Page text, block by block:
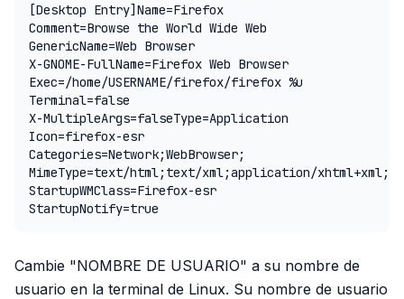
[Desktop Entry]Name=Firefox
Comment=Browse the World Wide Web
GenericName=Web Browser
X-GNOME-FullName=Firefox Web Browser
Exec=/home/USERNAME/firefox/firefox %u
Terminal=false
X-MultipleArgs=falseType=Application
Icon=firefox-esr
Categories=Network;WebBrowser;
MimeType=text/html;text/xml;application/
StartupWMClass=Firefox-esr
StartupNotify=true
Cambie "NOMBRE DE USUARIO" a su nombre de
usuario en la terminal de Linux. Su nombre de usuario